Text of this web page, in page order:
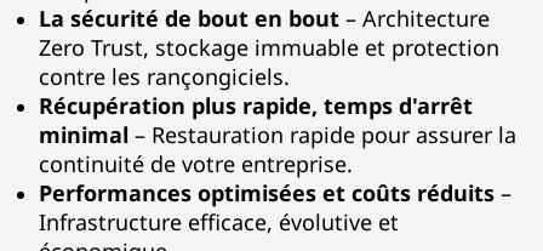
u
La sécurité de bout en bout – Architecture
Zero Trust, stockage immuable et protection
contre les rançongiciels.
Récupération plus rapide, temps d'arrêt
minimal – Restauration rapide pour assurer la
continuité de votre entreprise.
Performances optimisées et coûts réduits –
Infrastructure efficace, évolutive et